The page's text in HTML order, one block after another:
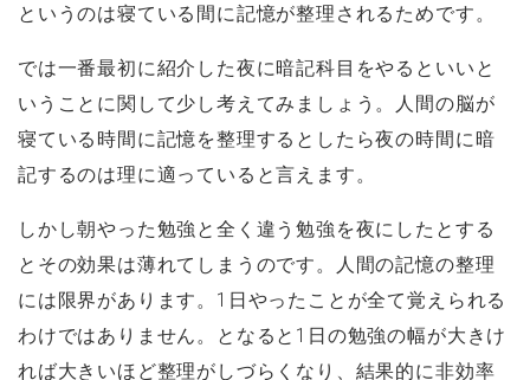
というのは寝ている間に記憶が整理されるためです。
では一番最初に紹介した夜に暗記科目をやるといいと
いうことに関して少し考えてみましょう。人間の脳が
寝ている時間に記憶を整理するとしたら夜の時間に暗
記するのは理に適っていると言えます。
しかし朝やった勉強と全く違う勉強を夜にしたとする
とその効果は薄れてしまうのです。人間の記憶の整理
には限界があります。1日やったことが全て覚えられる
わけではありません。となると1日の勉強の幅が大きけ
れば大きいほど整理がしづらくなり、結果的に非効率